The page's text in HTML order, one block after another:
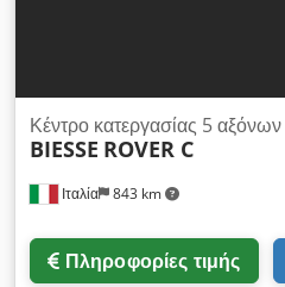
Ιταλία 843 km
Κέντρο κατεργασίας 5 αξόνων
BIESSE ROVER C
Πληροφορίες τιμής